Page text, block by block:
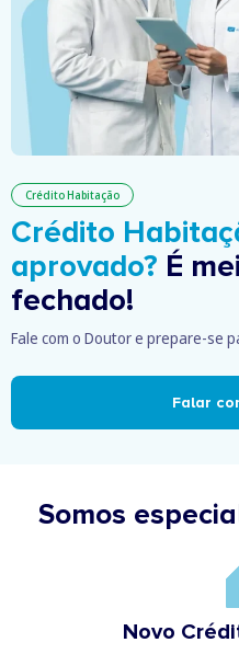
Crédito Habitação
Crédito
aprovado? É
fechado!
Fale com o Doutor e prepare-se
Falar
Somos
Novo